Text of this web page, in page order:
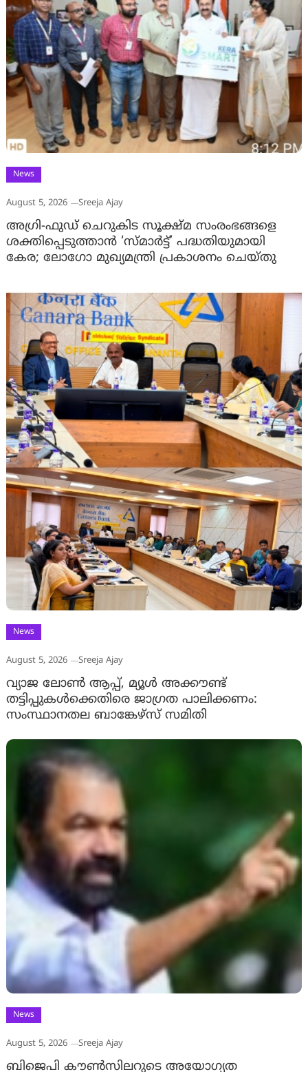
News
August 5, 2026 Sreeja Ajay
അഗ്രി-ഫുഡ് ചെറുകിട സൂക്ഷ്മ സംരംഭങ്ങളെ
ശക്തിപ്പെടുത്താന്‍ ‘സ്മാര്‍ട്ട്’ പദ്ധതിയുമായി
കേര; ലോഗോ മുഖ്യമന്ത്രി പ്രകാശനം ചെയ്തു
News
August 5, 2026 Sreeja Ajay
വ്യാജ ലോൺ ആപ്പ്, മ്യൂൾ അക്കൗണ്ട്
തട്ടിപ്പുകൾക്കെതിരെ ജാ​ഗ്രത പാലിക്കണം:
സംസ്ഥാനതല ബാങ്കേഴ്സ് സമിതി
News
August 5, 2026 Sreeja Ajay
ബിജെപി കൗൺസിലറുടെ അയോഗ്യത